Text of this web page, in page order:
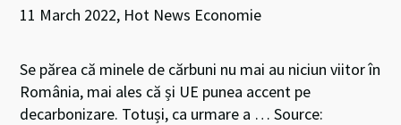
11 March 2022, Hot News Economie
Se părea că minele de cărbuni nu mai au niciun viitor în
România, mai ales că și UE punea accent pe
decarbonizare. Totuși, ca urmare a … Source: